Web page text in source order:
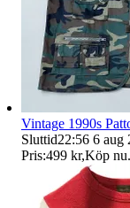
Vintage 1990s
Sluttid22:56 6 aug
Pris:499 kr,Köp nu.